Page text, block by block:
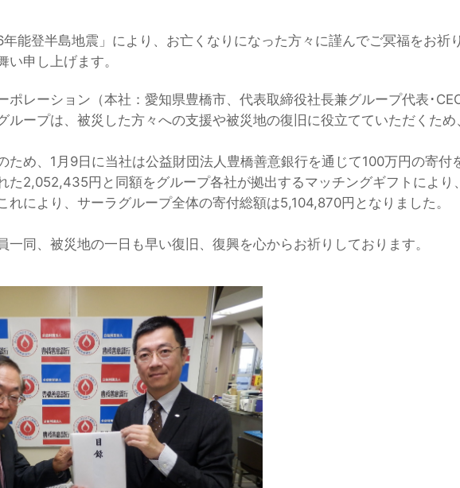
能登半島地震」により、お亡くなりになった方々に謹んでご冥福をお祈
い申し上げます。
レーション（本社：愛知県豊橋市、代表取締役社長兼グループ代表･
ループは、被災した方々への支援や被災地の復旧に役立てていただくため
め、1月9日に当社は公益財団法人豊橋善意銀行を通じて100万円の寄付
た2,052,435円と同額をグループ各社が拠出するマッチングギフトによ
れにより、サーラグループ全体の寄付総額は5,104,870円となりました。
同、被災地の一日も早い復旧、復興を心からお祈りしております。